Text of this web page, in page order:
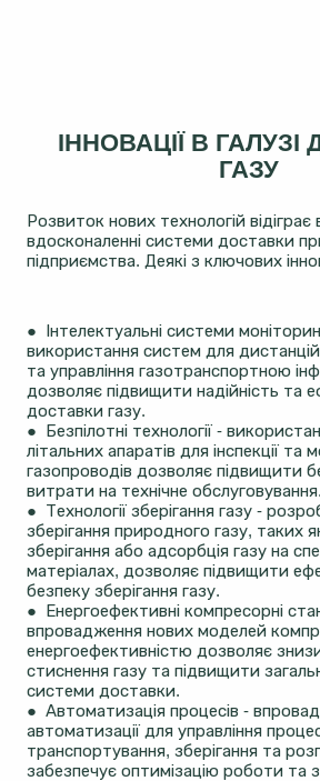
ІННОВАЦІЇ В
ГАЗУ
Розвиток нових технологій
вдосконаленні системи доставки
підприємства. Деякі з ключових
● Інтелектуальні системи
використання систем для
та управління газотранспортною
дозволяє підвищити надійність та
доставки газу.
● Безпілотні технології -
літальних апаратів для інспекції та
газопроводів дозволяє підвищити
витрати на технічне обслуговування.
● Технології зберігання газу -
зберігання природного газу, таких
зберігання або адсорбція газу на
матеріалах, дозволяє підвищити
безпеку зберігання газу.
● Енергоефективні компресорні
впровадження нових моделей
енергоефективністю дозволяє
стиснення газу та підвищити
системи доставки.
● Автоматизація процесів -
автоматизації для управління
транспортування, зберігання та
забезпечує оптимізацію роботи та